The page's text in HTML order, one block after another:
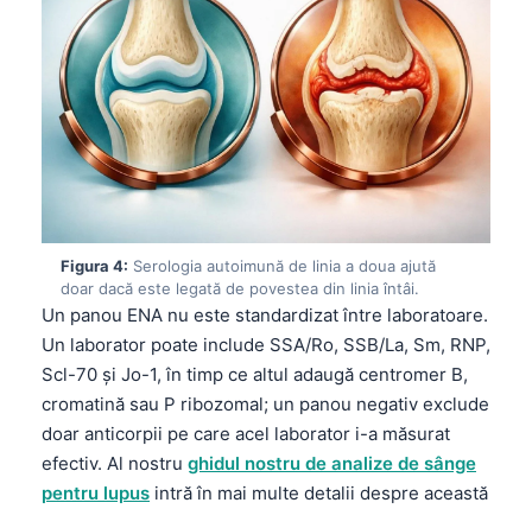
Figura 4: Serologia autoimună de linia a doua ajută
doar dacă este legată de povestea din linia întâi.
Un panou ENA nu este standardizat între laboratoare.
Un laborator poate include SSA/Ro, SSB/La, Sm, RNP,
Scl-70 și Jo-1, în timp ce altul adaugă centromer B,
cromatină sau P ribozomal; un panou negativ exclude
doar anticorpii pe care acel laborator i-a măsurat
efectiv. Al nostru ghidul nostru de analize de sânge
pentru lupus intră în mai multe detalii despre această